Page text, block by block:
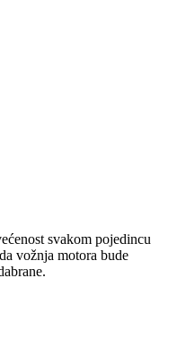
svakom pojedincu
vožnja motora bude